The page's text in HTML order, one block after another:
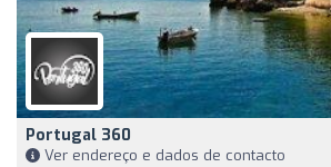
Portugal 360
Ver endereço e dados de contacto